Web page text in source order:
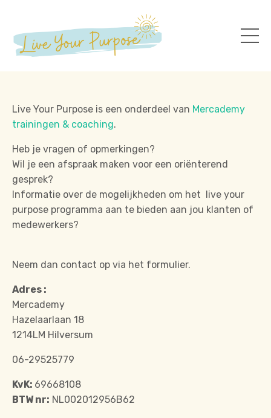
Live Your Purpose is een onderdeel van Mercademy
trainingen & coaching.
Heb je vragen of opmerkingen?
Wil je een afspraak maken voor een oriënterend
gesprek?
Informatie over de mogelijkheden om het live your
purpose programma aan te bieden aan jou klanten of
medewerkers?
Neem dan contact op via het formulier.
Adres :
Mercademy
Hazelaarlaan 18
1214LM Hilversum
06-29525779
KvK: 69668108
BTW nr: NL002012956B62